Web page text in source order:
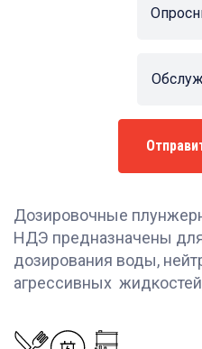
Дозировочные
НДЭ предназначены
дозирования воды,
агрессивных